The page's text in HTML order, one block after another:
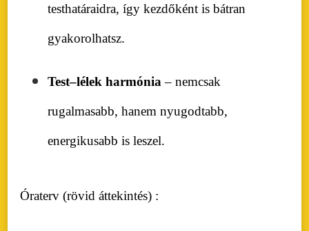
testhatáraidra, így kezdőként is bátran
gyakorolhatsz.
Test–lélek harmónia – nemcsak
rugalmasabb, hanem nyugodtabb,
energikusabb is leszel.
Óraterv (rövid áttekintés) :